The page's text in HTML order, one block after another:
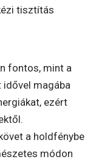
tisztítás
fontos, mint a
magába
ezért
a holdfénybe
módon